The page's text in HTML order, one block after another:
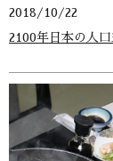
2018/10/22
2100年日本の人